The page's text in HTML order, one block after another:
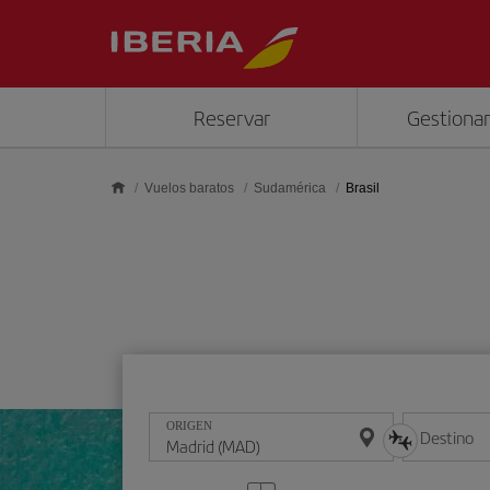
Reservar
Vuelos baratos Sudamérica Brasil
ORIGEN Destino